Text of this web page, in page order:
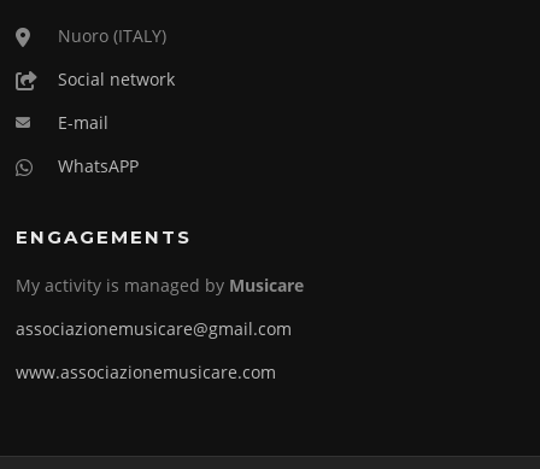
Nuoro (ITALY)
Social network
E-mail
WhatsAPP
ENGAGEMENTS
My activity is managed by Musicare
associazionemusicare@gmail.com
www.associazionemusicare.com